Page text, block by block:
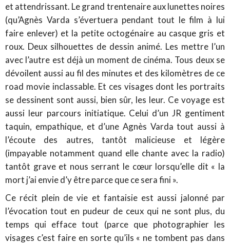
et attendrissant. Le grand trentenaire aux lunettes noires
(qu’Agnès Varda s’évertuera pendant tout le film à lui
faire enlever) et la petite octogénaire au casque gris et
roux. Deux silhouettes de dessin animé. Les mettre l’un
avec l’autre est déjà un moment de cinéma. Tous deux se
dévoilent aussi au fil des minutes et des kilomètres de ce
road movie inclassable. Et ces visages dont les portraits
se dessinent sont aussi, bien sûr, les leur. Ce voyage est
aussi leur parcours initiatique. Celui d’un JR gentiment
taquin, empathique, et d’une Agnès Varda tout aussi à
l’écoute des autres, tantôt malicieuse et légère
(impayable notamment quand elle chante avec la radio)
tantôt grave et nous serrant le cœur lorsqu’elle dit « la
mort j’ai envie d’y être parce que ce sera fini ».
Ce récit plein de vie et fantaisie est aussi jalonné par
l’évocation tout en pudeur de ceux qui ne sont plus, du
temps qui efface tout (parce que photographier les
visages c’est faire en sorte qu’ils « ne tombent pas dans